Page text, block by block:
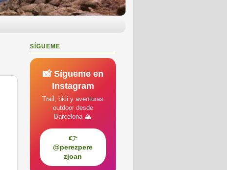
SÍGUEME
📸 Sígueme en
Instagram
Trail, bici y aventuras
outdoor desde
Barcelona 🏔️
👉
@perezpere
zjoan